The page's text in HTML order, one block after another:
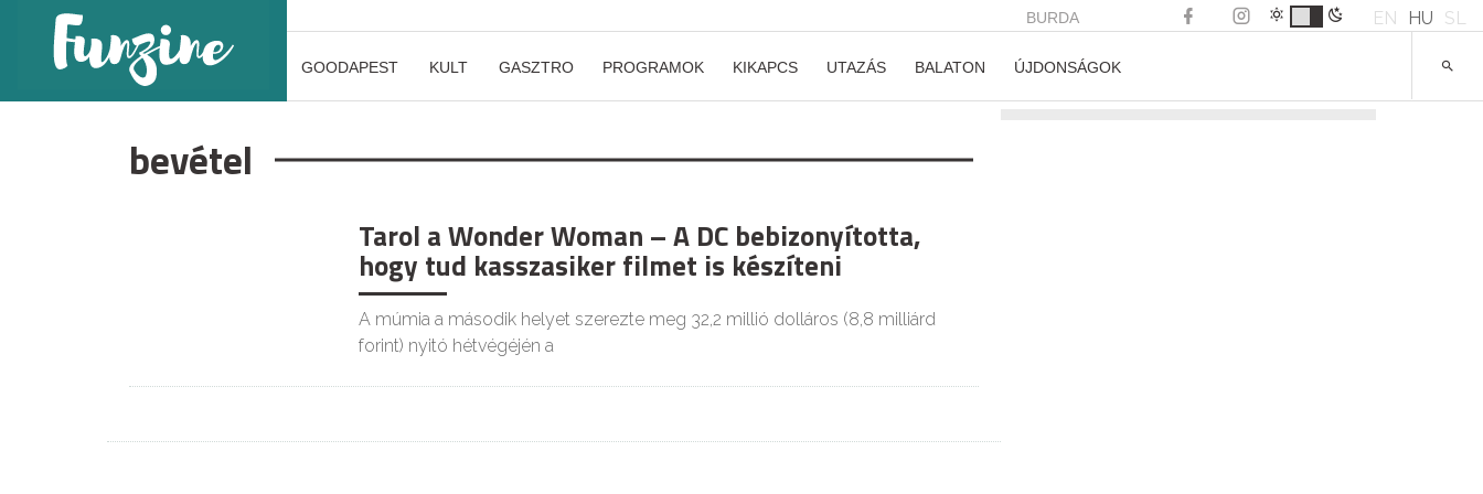
BURDA EN HU SL
GOODAPEST KULT GASZTRO PROGRAMOK KIKAPCS UTAZÁS BALATON ÚJDONSÁGOK
bevétel
Tarol a Wonder Woman – A DC bebizonyította,
hogy tud kasszasiker filmet is készíteni
A múmia a második helyet szerezte meg 32,2 millió dolláros (8,8 milliárd
forint) nyitó hétvégéjén a